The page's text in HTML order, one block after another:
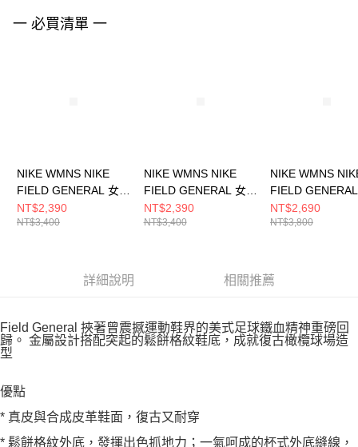
４．使用「AFTEE先享後付」時，將依據個別帳號之用戶狀況，依本公司即
一 必買清單 一
NIKE WMNS NIKE
FIELD GENERAL 女
休閒鞋 FZ5593400
NT$2,390
NT$3,400
NIKE WMNS NIKE
FIELD GENERAL 女
休閒鞋 FZ5593004
NT$2,390
NT$3,400
NIKE WMNS
FIELD
休閒鞋
NT$2,690
NT$3,800
詳細說明 相關推薦
Field General 挾著曾震撼運動鞋界的美式足球鐵血精神重磅回
歸。 金屬設計搭配突起的鬆餅格紋鞋底，成就復古橄欖球場造
型
優點
* 真皮與合成皮革鞋面，復古又耐穿
* 鬆餅格紋外底，發揮出色抓地力；一氣呵成的杯式外底縫線，